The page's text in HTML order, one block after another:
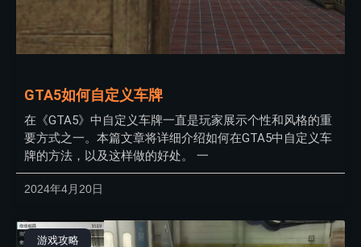
GTA5如何自定义车牌
在《GTA5》中自定义车牌一直是玩家展示个性和风格的重
要方式之一。本篇文章将详细介绍如何在GTA5中自定义车
牌的方法，以及这样做的好处。 一
2024年4月20日
游戏攻略